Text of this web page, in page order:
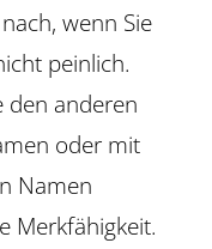
wenn Sie
peinlich.
den anderen
oder mit
Namen
Merkfähigkeit.